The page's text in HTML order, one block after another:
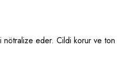
nötralize eder. Cildi korur ve ton